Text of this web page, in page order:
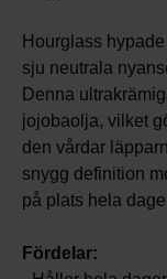
Hourglass hypade
sju neutrala
Denna
jojobaolja, vilket
den vårdar
snygg definition
på plats hela
Fördelar: